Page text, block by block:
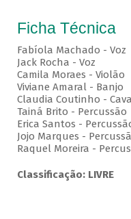
Ficha Técnica
Fabíola Machado - Voz
Jack Rocha - Voz
Camila Moraes - Violão
Viviane Amaral - Banjo
Claudia Coutinho -
Tainá Brito - Percussão
Erica Santos -
Jojo Marques -
Raquel Moreira -
Classificação: LIVRE